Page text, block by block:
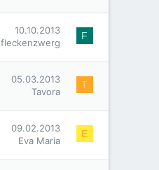
10.10.2013
fleckenzwerg
F
05.03.2013
Tavora
T
09.02.2013
Eva Maria
E